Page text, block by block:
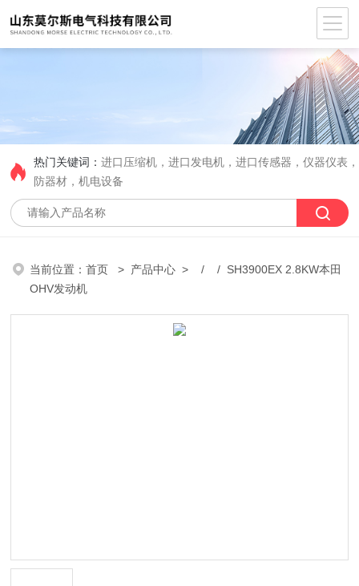
热门关键词：进口压缩机，进口发电机，进口传感器，仪器仪表
防器材，机电设备
当前位置：首页 > 产品中心 > / / SH3900EX 2.8KW本田
OHV发动机